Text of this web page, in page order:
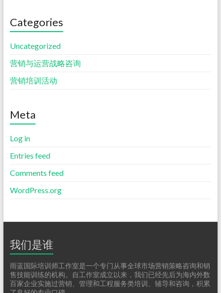
Categories
Uncategorized
营销与运营战略咨询
营销培训活动
Meta
Log in
Entries feed
Comments feed
WordPress.org
我们是谁
雨蓝国际培训师工作室是一个专门从事全球市场营销策略咨询和销
售技能训练的机构。自工作室成立以来，我们已经先后为海内外数
百家企业实施过营销、管理和工程服务类培训、辅导和咨询，积累